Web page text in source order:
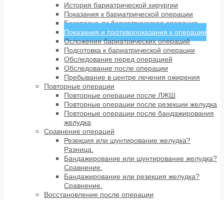
История бариатрической хирургии
Показания к бариатрической операции
Безопасна ли бариатрическая операция
Показания и противопоказания к операции
Осложения бариатрических операций
Подготовка к бариатрической операции
Обследование перед операцией
Обследование после операции
Пребывание в центре лечения ожирения
Повторные операции
Повторные операции после ЛЖШ
Повторные операции после резекции желудка
Повторные операции после бандажирования
желудка
Сравнение операций
Резекция или шунтирование желудка?
Разница.
Бандажирование или шунтирование желудка?
Сравнение.
Бандажирование или резекция желудка?
Сравнение.
Восстановление после операции